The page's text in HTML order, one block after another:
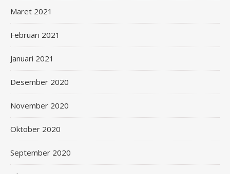
Maret 2021
Februari 2021
Januari 2021
Desember 2020
November 2020
Oktober 2020
September 2020